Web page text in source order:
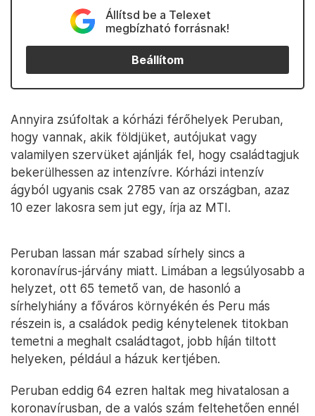
Állítsd be a Telexet
megbízható forrásnak!
Beállítom
Annyira zsúfoltak a kórházi férőhelyek Peruban,
hogy vannak, akik földjüket, autójukat vagy
valamilyen szervüket ajánlják fel, hogy családtagjuk
bekerülhessen az intenzívre. Kórházi intenzív
ágyból ugyanis csak 2785 van az országban, azaz
10 ezer lakosra sem jut egy, írja az MTI.
Peruban lassan már szabad sírhely sincs a
koronavírus-járvány miatt. Limában a legsúlyosabb a
helyzet, ott 65 temető van, de hasonló a
sírhelyhiány a főváros környékén és Peru más
részein is, a családok pedig kénytelenek titokban
temetni a meghalt családtagot, jobb híján tiltott
helyeken, például a házuk kertjében.
Peruban eddig 64 ezren haltak meg hivatalosan a
koronavírusban, de a valós szám feltehetően ennél